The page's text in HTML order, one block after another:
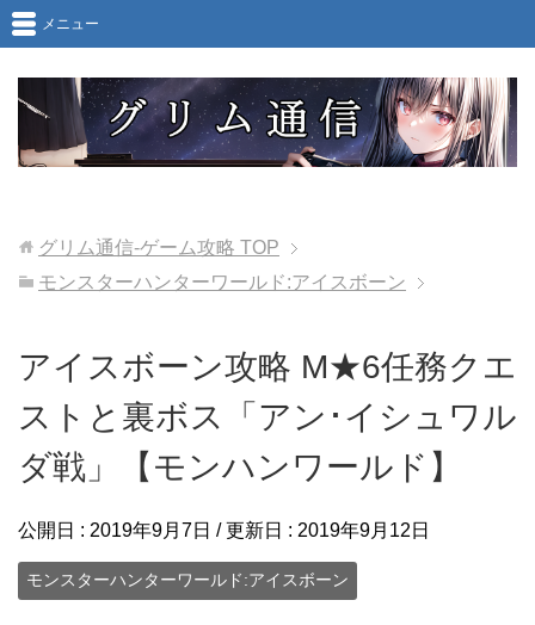
メニュー
グリム通信-ゲーム攻略 TOP
モンスターハンターワールド:アイスボーン
アイスボーン攻略 M★6任務クエ
ストと裏ボス「アン･イシュワル
ダ戦」【モンハンワールド】
公開日 : 2019年9月7日 / 更新日 : 2019年9月12日
モンスターハンターワールド:アイスボーン